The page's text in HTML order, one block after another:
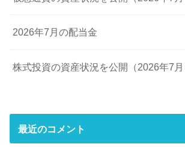
2026年7月の配当金
株式投資の資産状況を公開（2026年7月
最近のコメント